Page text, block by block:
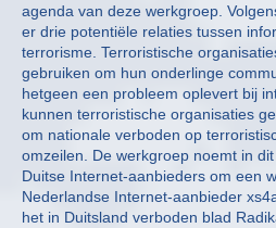
agenda van deze werkgroep.
er drie potentiële relaties tussen
terrorisme. Terroristische
gebruiken om hun onderlinge
hetgeen een probleem oplevert bij
kunnen terroristische organisaties
om nationale verboden op
omzeilen. De werkgroep noemt in
Duitse Internet-aanbieders om een
Nederlandse Internet-aanbieder
het in Duitsland verboden blad